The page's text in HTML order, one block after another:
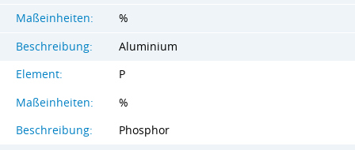
Maßeinheiten:
%
Beschreibung:
Aluminium
Element:
P
Maßeinheiten:
%
Beschreibung:
Phosphor